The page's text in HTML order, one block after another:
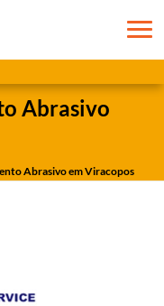
Abrasivo
Abrasivo em Viracopos